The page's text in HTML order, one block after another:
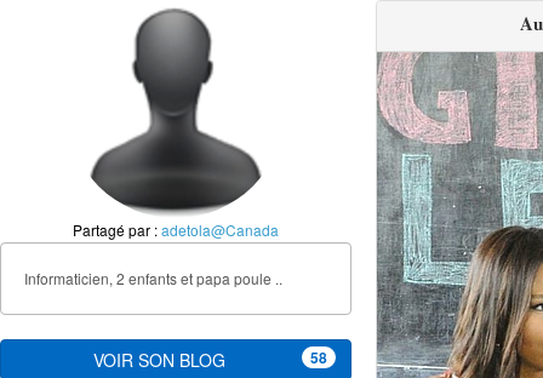
Partagé par :adetola@Canada
Informaticien, 2 enfants et papa poule ..
VOIR SON BLOG 58